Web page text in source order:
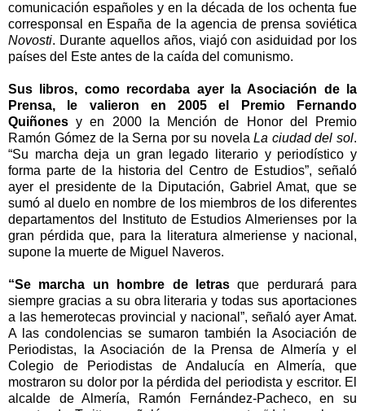
comunicación españoles y en la década de los ochenta fue
corresponsal en España de la agencia de prensa soviética
Novosti. Durante aquellos años, viajó con asiduidad por los
países del Este antes de la caída del comunismo.
Sus libros, como recordaba ayer la Asociación de la
Prensa, le valieron en 2005 el Premio Fernando
Quiñonesy en 2000 la Mención de Honor del Premio
Ramón Gómez de la Serna por su novelaLa ciudad del sol.
“Su marcha deja un gran legado literario y periodístico y
forma parte de la historia del Centro de Estudios”, señaló
ayer el presidente de la Diputación, Gabriel Amat, que se
sumó al duelo en nombre de los miembros de los diferentes
departamentos del Instituto de Estudios Almerienses por la
gran pérdida que, para la literatura almeriense y nacional,
supone la muerte de Miguel Naveros.
“Se marcha un hombre de letrasque perdurará para
siempre gracias a su obra literaria y todas sus aportaciones
a las hemerotecas provincial y nacional”, señaló ayer Amat.
A las condolencias se sumaron también la Asociación de
Periodistas, la Asociación de la Prensa de Almería y el
Colegio de Periodistas de Andalucía en Almería, que
mostraron su dolor por la pérdida del periodista y escritor. El
alcalde de Almería, Ramón Fernández-Pacheco, en su